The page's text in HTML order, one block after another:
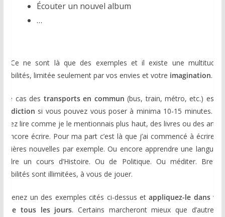
Écouter un nouvel album
…
ne sont là que des exemples et il existe une multitude
limitée seulement par vos envies et votre imagination.
cas des transports en commun (bus, train, métro, etc.) est
si vous pouvez vous poser à minima 10-15 minutes.
lire comme je le mentionnais plus haut, des livres ou des
encore écrire. Pour ma part c’est là que j’ai commencé à écrire
nouvelles par exemple. Ou encore apprendre une langue.
un cours d’Histoire. Ou de Politique. Ou méditer. Bref,
sont illimitées, à vous de jouer.
un des exemples cités ci-dessus etappliquez-le dans
de tous les jours. Certains marcheront mieux que d’autres,